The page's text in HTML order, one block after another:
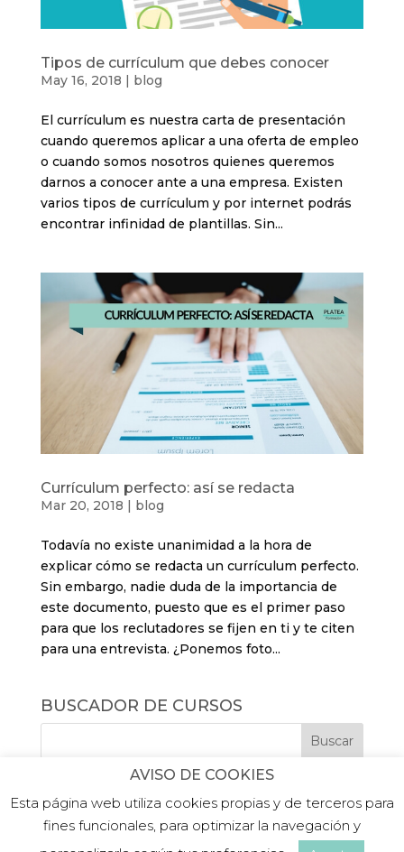
Tipos de currículum que debes conocer
May 16, 2018 | blog
El currículum es nuestra carta de presentación
cuando queremos aplicar a una oferta de empleo
o cuando somos nosotros quienes queremos
darnos a conocer ante a una empresa. Existen
varios tipos de currículum y por internet podrás
encontrar infinidad de plantillas. Sin...
Currículum perfecto: así se redacta
Mar 20, 2018 blog
Todavía no existe unanimidad a la hora de
explicar cómo se redacta un currículum perfecto.
Sin embargo, nadie duda de la importancia de
este documento, puesto que es el primer paso
para que los reclutadores se fijen en ti y te citen
para una entrevista. ¿Ponemos foto...
BUSCADOR DE CURSOS
AVISO DE COOKIES
Esta página web utiliza cookies propias y de terceros para
fines funcionales, para optimizar la navegación y